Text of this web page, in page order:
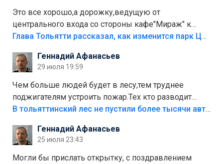
Это все хорошо,а дорожку,ведущую от
центрального входа со стороны кафе"Мираж" к
аттракционам слабо доделать?А то бордюры
лежала в парке и испортилась.Да еще,видимо,часть
украли.
Глава Тольятти рассказал, как изменится парк Центрального района
Геннадий Афанасьев
29 июля 19:59
Чем больше людей будет в лесу,тем труднее
поджигателям устроить пожар.Тех кто разводит
костры,тех надо безбожно штрафовать.Камер полно
Штрафы мизерные.
В тольяттинский лес не пустили более тысячи автомобилей
Геннадий Афанасьев
25 июля 23:43
Могли бы прислать открытку, с поздравлением